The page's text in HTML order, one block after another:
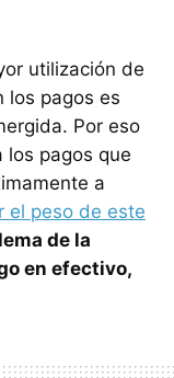
utilización de
los pagos es
Por eso
los pagos que
a
el peso de este
de la
en efectivo,